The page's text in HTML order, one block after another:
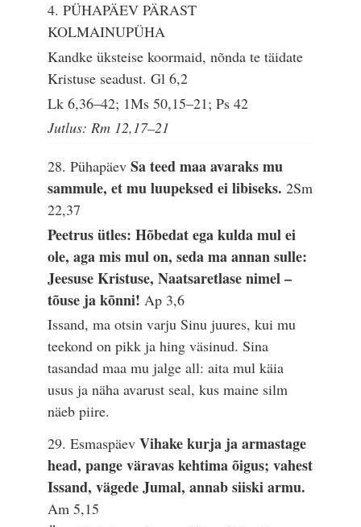
4. PÜHAPÄEV PÄRAST
KOLMAINUPÜHA
Kandke üksteise koormaid, nõnda te täidate
Kristuse seadust.Gl 6,2
Lk 6,36–42; 1Ms 50,15–21; Ps 42
Jutlus: Rm 12,17–21
28. PühapäevSa teed maa avaraks mu
sammule, et mu luupeksed ei libiseks.2Sm
22,37
Peetrus ütles: Hõbedat ega kulda mul ei
ole, aga mis mul on, seda ma annan sulle:
Jeesuse Kristuse, Naatsaretlase nimel –
tõuse ja kõnni!Ap 3,6
Issand, ma otsin varju Sinu juures, kui mu
teekond on pikk ja hing väsinud. Sina
tasandad maa mu jalge all: aita mul käia
usus ja näha avarust seal, kus maine silm
näeb piire.
29. EsmaspäevVihake kurja ja armastage
head, pange väravas kehtima õigus; vahest
Issand, vägede Jumal, annab siiski armu.
Am 5,15